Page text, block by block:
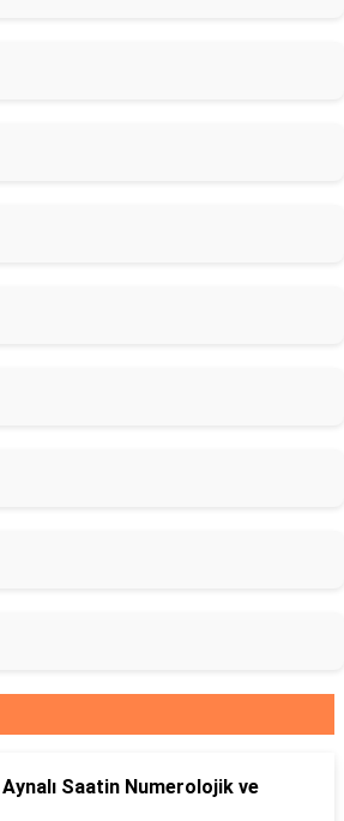
Saatin Numerolojik ve